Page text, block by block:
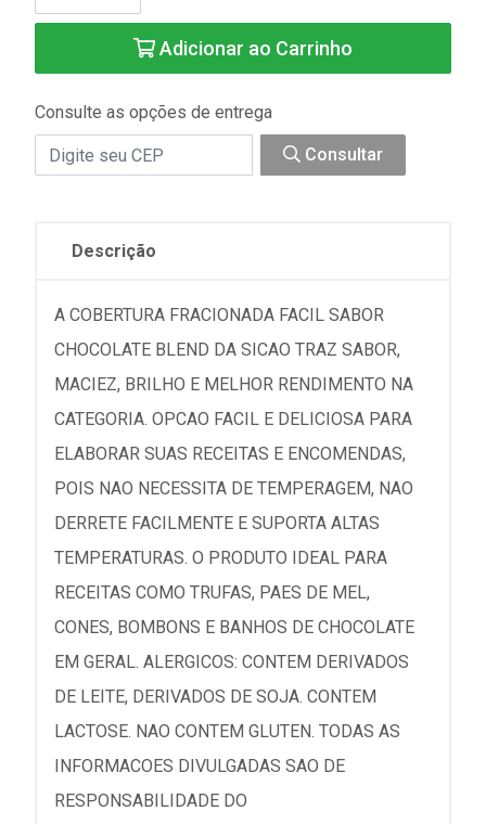
Adicionar ao Carrinho
Consulte as opções de entrega
Consultar
Descrição
A COBERTURA FRACIONADA FACIL SABOR
CHOCOLATE BLEND DA SICAO TRAZ SABOR,
MACIEZ, BRILHO E MELHOR RENDIMENTO NA
CATEGORIA. OPCAO FACIL E DELICIOSA PARA
ELABORAR SUAS RECEITAS E ENCOMENDAS,
POIS NAO NECESSITA DE TEMPERAGEM, NAO
DERRETE FACILMENTE E SUPORTA ALTAS
TEMPERATURAS. O PRODUTO IDEAL PARA
RECEITAS COMO TRUFAS, PAES DE MEL,
CONES, BOMBONS E BANHOS DE CHOCOLATE
EM GERAL. ALERGICOS: CONTEM DERIVADOS
DE LEITE, DERIVADOS DE SOJA. CONTEM
LACTOSE. NAO CONTEM GLUTEN. TODAS AS
INFORMACOES DIVULGADAS SAO DE
RESPONSABILIDADE DO